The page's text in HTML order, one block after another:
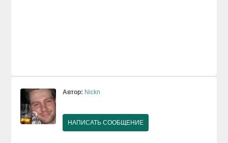
Автор: Nickn
НАПИСАТЬ СООБЩЕНИЕ